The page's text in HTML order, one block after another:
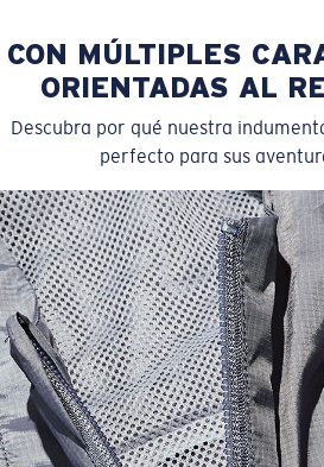
SIZES 1. CHEST 2. BODY LENGTH
S 19" 27”
M 21" 28"
L 23” 29”
CON MÚLTIPLES
ORIENTADAS AL
Descubra por qué nuestra
perfecto para sus